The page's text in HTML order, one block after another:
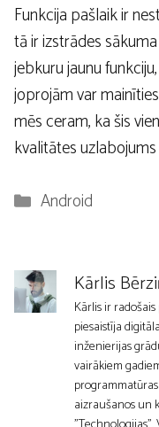
Funkcija pašlaik ir
tā ir izstrādes
jebkuru jaunu
joprojām var
mēs ceram, ka šis
kvalitātes
Kategorijas
Android
Kārlis
Kārlis ir
piesaistīja
inženierijas
vairākiem
aizraušanos un